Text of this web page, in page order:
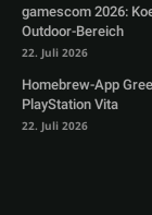
gamescom 2026:
Outdoor-Bereich
22. Juli 2026
Homebrew-App
PlayStation Vita
22. Juli 2026